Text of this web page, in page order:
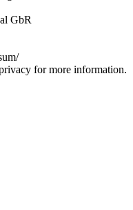
GbR
for more information.